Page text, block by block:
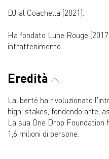
DJ al Coachella (2021).
Ha fondato Lune Rouge
intrattenimento.
Eredità
Laliberté ha rivoluzionato
high-stakes, fondendo arte,
La sua One Drop
1,6 milioni di persone.